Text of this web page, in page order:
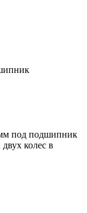
под подшипник
колес в